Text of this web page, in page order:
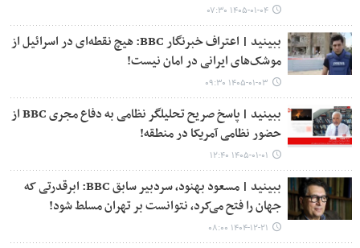
۱۴۰۵-۰۱-۰۴ ۰۷:۳۰
ببینید | اعتراف خبرنگار BBC: هیچ نقطه‌ای در اسرائیل از
موشک‌های ایرانی در امان نیست!
۱۴۰۵-۰۱-۰۳ ۰۹:۳۰
ببینید | پاسخ صریح تحلیلگر نظامی به دفاع مجری BBC از
حضور نظامی آمریکا در منطقه!
۱۴۰۵-۰۱-۰۱ ۱۲:۴۰
ببینید | مسعود بهنود، سردبیر سابق BBC: ابرقدرتی که
جهان را فتح می‌کرد، نتوانست بر تهران مسلط شود!
۱۴۰۴-۱۲-۲۱ ۰۸:۰۰